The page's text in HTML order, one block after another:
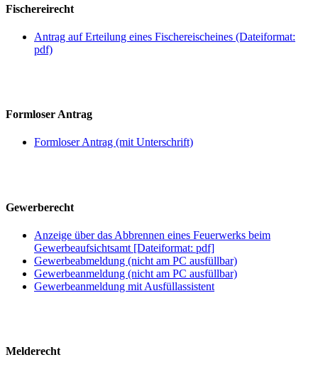
Fischereirecht
Antrag auf Erteilung eines Fischereischeines (Dateiformat:
pdf)
Formloser Antrag
Formloser Antrag (mit Unterschrift)
Gewerberecht
Anzeige über das Abbrennen eines Feuerwerks beim
Gewerbeaufsichtsamt [Dateiformat: pdf]
Gewerbeabmeldung (nicht am PC ausfüllbar)
Gewerbeanmeldung (nicht am PC ausfüllbar)
Gewerbeanmeldung mit Ausfüllassistent
Melderecht